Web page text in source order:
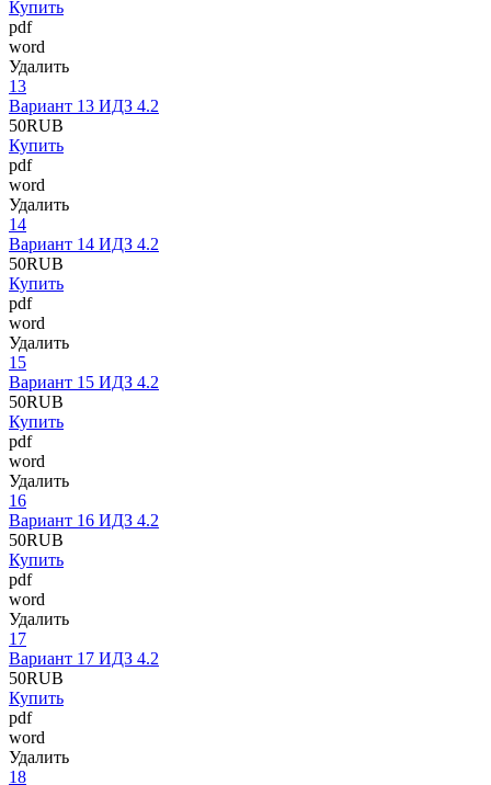
Купить
pdf
word
Удалить
13
Вариант 13 ИДЗ 4.2
50RUB
Купить
pdf
word
Удалить
14
Вариант 14 ИДЗ 4.2
50RUB
Купить
pdf
word
Удалить
15
Вариант 15 ИДЗ 4.2
50RUB
Купить
pdf
word
Удалить
16
Вариант 16 ИДЗ 4.2
50RUB
Купить
pdf
word
Удалить
17
Вариант 17 ИДЗ 4.2
50RUB
Купить
pdf
word
Удалить
18